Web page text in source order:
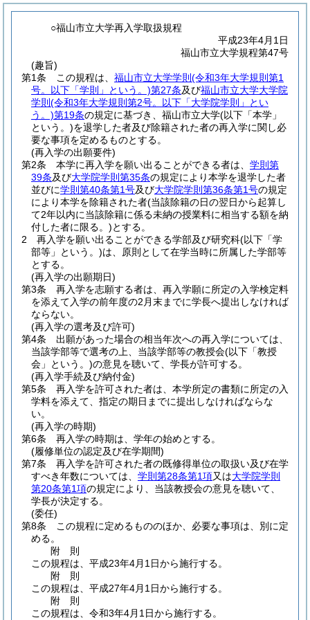
○福山市立大学再入学取扱規程
平成23年4月1日
福山市立大学規程第47号
(趣旨)
第1条
この規程は、 福山市立大学学則 (令和3年大学規則第1
号。以下「学則」という。)第27条及び福山市立大学大学院
学則 (令和3年大学規則第2号。以下「大学院学則」とい
う。)第19条の規定に基づき、福山市立大学(以下「本学」
という。)を退学した者及び除籍された者の再入学に関し必
要な事項を定めるものとする。
(再入学の出願要件)
第2条
本学に再入学を願い出ることができる者は、 学則第
39条及び大学院学則第35条の規定により本学を退学した者
並びに学則第40条第1号及び大学院学則第36条第1号の規定
により本学を除籍された者(当該除籍の日の翌日から起算し
て2年以内に当該除籍に係る未納の授業料に相当する額を納
付した者に限る。)とする。
2
再入学を願い出ることができる学部及び研究科(以下「学
部等」という。)は、原則として在学当時に所属した学部等
とする。
(再入学の出願期日)
第3条
再入学を志願する者は、再入学願に所定の入学検定料
を添えて入学の前年度の2月末までに学長へ提出しなければ
ならない。
(再入学の選考及び許可)
第4条
出願があった場合の相当年次への再入学については、
当該学部等で選考の上、当該学部等の教授会(以下「教授
会」という。)の意見を聴いて、学長が許可する。
(再入学手続及び納付金)
第5条
再入学を許可された者は、本学所定の書類に所定の入
学料を添えて、指定の期日までに提出しなければならな
い。
(再入学の時期)
第6条
再入学の時期は、学年の始めとする。
(履修単位の認定及び在学期間)
第7条
再入学を許可された者の既修得単位の取扱い及び在学
すべき年数については、 学則第28条第1項又は大学院学則
第20条第1項の規定により、当該教授会の意見を聴いて、
学長が決定する。
(委任)
第8条
この規程に定めるもののほか、必要な事項は、別に定
める。
附 則
この規程は、平成23年4月1日から施行する。
附 則
この規程は、平成27年4月1日から施行する。
附 則
この規程は、令和3年4月1日から施行する。